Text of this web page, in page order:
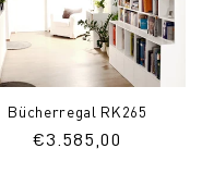
Bücherregal RK265
Normaler
€3.585,00